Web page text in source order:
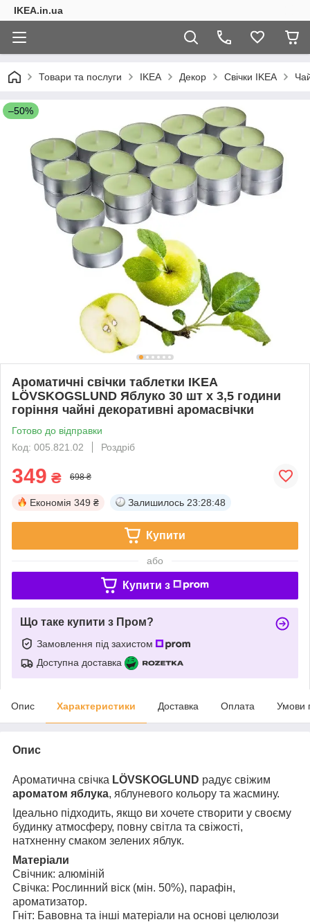
IKEA.in.ua
Товари та послуги IKEA Декор Свічки IKEA
–50%
Ароматичні свічки таблетки IKEA
LÖVSKOGSLUND Яблуко 30 шт х 3,5 години
горіння чайні декоративні аромасвічки
Готово до відправки
Код: 005.821.02
Роздріб
349 ₴ 698 ₴
Економія 349 ₴ Залишилось 23:28:48
Купити
або
Купити з
Що таке купити з Пром?
Замовлення під захистом
Доступна доставка
Опис Характеристики Доставка Оплата Умови
Опис
Ароматична свічка LÖVSKOGLUND радує свіжим
ароматом яблука, яблуневого кольору та жасмину.
Ідеально підходить, якщо ви хочете створити у своєму
будинку атмосферу, повну світла та свіжості,
натхненну смаком зелених яблук.
Матеріали
Свічник: алюміній
Свічка: Рослинний віск (мін. 50%), парафін,
ароматизатор.
Гніт: Бавовна та інші матеріали на основі целюлози